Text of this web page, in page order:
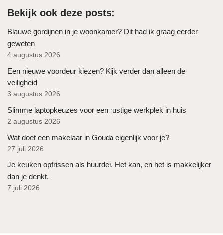
Bekijk ook deze posts:
Blauwe gordijnen in je woonkamer? Dit had ik graag eerder
geweten
4 augustus 2026
Een nieuwe voordeur kiezen? Kijk verder dan alleen de
veiligheid
3 augustus 2026
Slimme laptopkeuzes voor een rustige werkplek in huis
2 augustus 2026
Wat doet een makelaar in Gouda eigenlijk voor je?
27 juli 2026
Je keuken opfrissen als huurder. Het kan, en het is makkelijker
dan je denkt.
7 juli 2026